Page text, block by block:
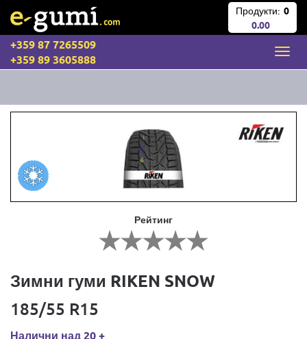
Продукти: 0
0.00
+359 87 7265509
+359 89 3605888
Рейтинг
Зимни гуми RIKEN SNOW
185/55 R15
Налични над 20 +